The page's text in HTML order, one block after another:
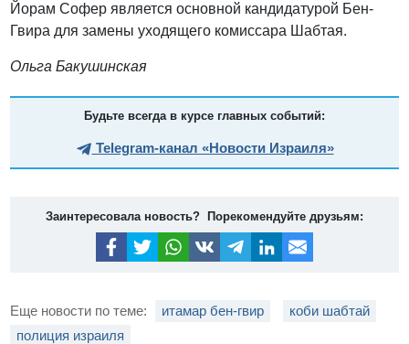
Йорам Софер является основной кандидатурой Бен-
Гвира для замены уходящего комиссара Шабтая.
Ольга Бакушинская
Будьте всегда в курсе главных событий:
Telegram-канал «Новости Израиля»
Заинтересовала новость? Порекомендуйте друзьям:
Еще новости по теме: итамар бен-гвир
коби шабтай
полиция израиля